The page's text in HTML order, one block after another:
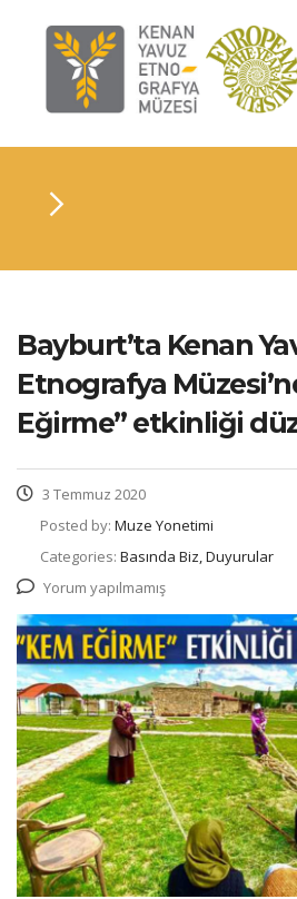
Bayburt’ta Kenan
Etnografya
Eğirme” etkinliği
3 Temmuz 2020
Posted by: Muze Yonetimi
Categories: Basında Biz, Duyurular
Yorum yapılmamış